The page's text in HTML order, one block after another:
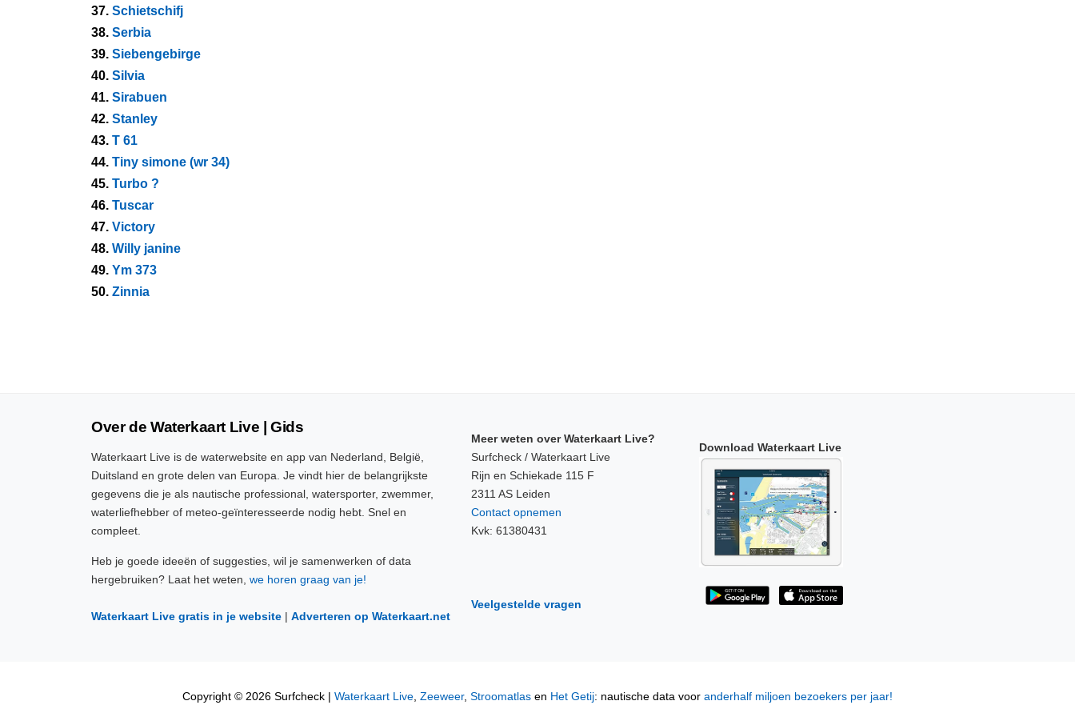
37. Schietschifj
38. Serbia
39. Siebengebirge
40. Silvia
41. Sirabuen
42. Stanley
43. T 61
44. Tiny simone (wr 34)
45. Turbo ?
46. Tuscar
47. Victory
48. Willy janine
49. Ym 373
50. Zinnia
Over de Waterkaart Live | Gids
Waterkaart Live is de waterwebsite en app van Nederland, België,
Duitsland en grote delen van Europa. Je vindt hier de belangrijkste
gegevens die je als nautische professional, watersporter, zwemmer,
waterliefhebber of meteo-geïnteresseerde nodig hebt. Snel en
compleet.
Heb je goede ideeën of suggesties, wil je samenwerken of data
hergebruiken? Laat het weten, we horen graag van je!
Waterkaart Live gratis in je website | Adverteren op Waterkaart.net
Meer weten over Waterkaart Live?
Surfcheck / Waterkaart Live
Rijn en Schiekade 115 F
2311 AS Leiden
Contact opnemen
Kvk: 61380431
Veelgestelde vragen
Download Waterkaart Live
Copyright © 2026 Surfcheck | Waterkaart Live, Zeeweer, Stroomatlas en Het Getij: nautische data voor anderhalf miljoen bezoekers per jaar!